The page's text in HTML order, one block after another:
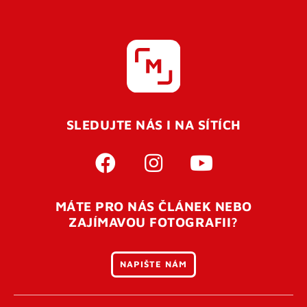
SLEDUJTE NÁS I NA SÍTÍCH
MÁTE PRO NÁS ČLÁNEK NEBO
ZAJÍMAVOU FOTOGRAFII?
NAPIŠTE NÁM